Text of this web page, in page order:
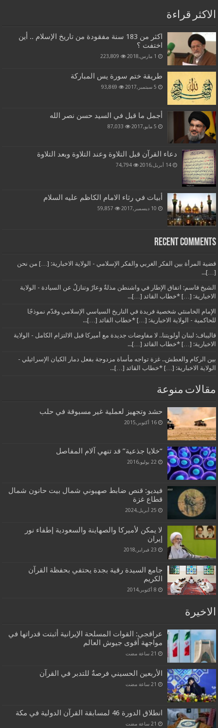
الاكثر قراءة
اكثر من 183 سنة مفقودة من تاريخ الإسلام .. أين
اختفت ؟
1 مارس,2018 223,809
طريقة ختم سورة يس المباركة
5 سبتمبر,2017 93,869
أجمل ما قيل في السيد حسن نصر الله
5 مايو,2017 87,033
دعاء القرآن قبل التلاوة وعند التلاوة وبعد التلاوة
14 أبريل,2016 74,794
أبيات في رثاء الامام الكاظم عليه السلام
10 ديسمبر,2017 59,857
Recent Comments
قضية المرأة بين الفكر الغربي والفكر الإسلامي - الولاية الاخبارية: […] من نحن
[…]...
الشيخ قاسم: اتفاق الإطار في واشنطن مذلةٌ وعارٌ وتنازلٌ عن السيادة - الولاية
الاخبارية: […] *خطاب القائد […]...
الإمام الخامنئي شخصية فريدة في التاريخ السياسي الإسلامي وقدّم نموذجًا
للحاكمية - الولاية الاخبارية: […] *خطاب القائد […]...
قاليباف: لبنان أولويتنا.. لا مفاوضات جديدة مع أميركا قبل الالتزام الكامل - الولاية
الاخبارية: […] *خطاب القائد […]...
بين الركام والعطش.. غزة تواجه مأساة مزدوجة بفعل دمار الكيان الإسرائيلي -
الولاية الاخبارية: […] *خطاب القائد […]...
مقالات منوعة
حشد وتجهيز لعملية غير مسبوقة في حلب
16 أكتوبر,2015
“خلايا جذعية” قد تنهي آلام المفاصل
22 يوليو,2016
فيديو: قنص ضابط صهيوني شمال بيت حانون شمال
قطاع غزة
25 أبريل,2024
لا يمكن لأميركا والصهاينة والسعودية إطفاء نور
إيران
23 فبراير,2018
جامع السيدة رقية بجدة يحتفي بحفظة القرآن
الكريم
8 أكتوبر,2014
الاخيرة
عراقجي: القوات المسلحة الإيرانية أثبتت قدراتها في
مواجهة أقوى جيوش العالم
الأربعين الحسيني فرصةٌ للتدبر في القرآن
انطلاق الدورة 46 لمسابقة القرآن الدولية في مكة